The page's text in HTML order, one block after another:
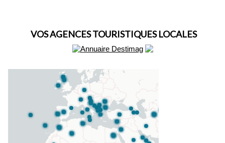
VOS AGENCES TOURISTIQUES LOCALES